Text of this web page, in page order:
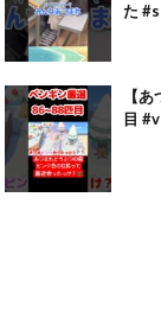
た
【
目